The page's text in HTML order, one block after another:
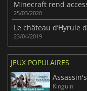
25/03/2020
23/04/2019
JEUX POPULAIRES
Kinguin